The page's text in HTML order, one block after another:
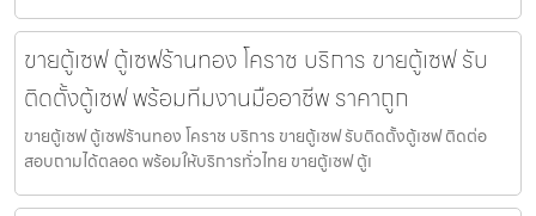
ขายตู้เซฟ ตู้เซฟร้านทอง โคราช บริการ ขายตู้เซฟ รับ
ติดตั้งตู้เซฟ พร้อมทีมงานมืออาชีพ ราคาถูก
ขายตู้เซฟ ตู้เซฟร้านทอง โคราช บริการ ขายตู้เซฟ รับติดตั้งตู้เซฟ ติดต่อ
สอบถามได้ตลอด พร้อมให้บริการทั่วไทย ขายตู้เซฟ ตู้เ